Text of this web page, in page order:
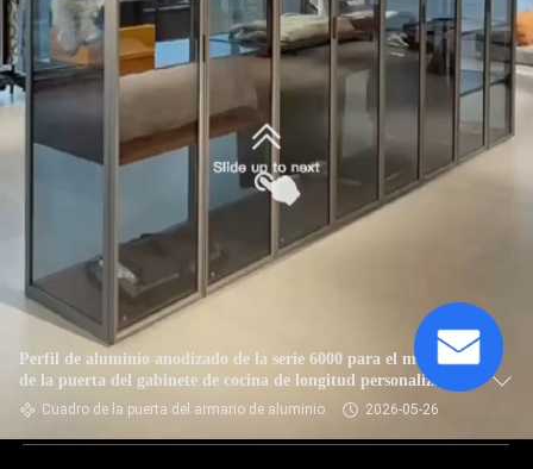
Perfil de aluminio anodizado de la serie 6000 para el marco
de la puerta del gabinete de cocina de longitud personalizada
Cuadro de la puerta del armario de aluminio 2026-05-26